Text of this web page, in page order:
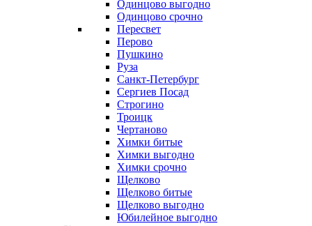
Одинцово выгодно
Одинцово срочно
Пересвет
Перово
Пушкино
Руза
Санкт-Петербург
Сергиев Посад
Строгино
Троицк
Чертаново
Химки битые
Химки выгодно
Химки срочно
Щелково
Щелково битые
Щелково выгодно
Юбилейное выгодно